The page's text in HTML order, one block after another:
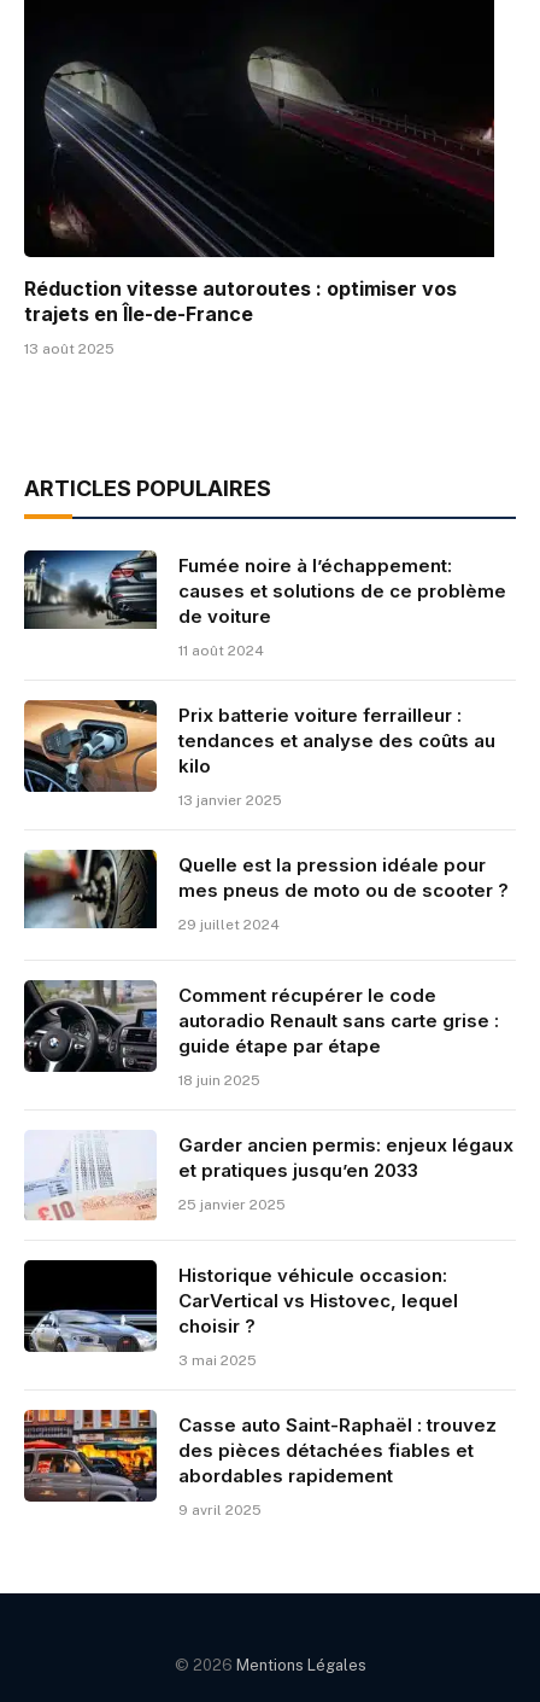
Réduction vitesse autoroutes : optimiser vos
trajets en Île-de-France
13 août 2025
ARTICLES POPULAIRES
Fumée noire à l’échappement:
causes et solutions de ce problème
de voiture
11 août 2024
Prix batterie voiture ferrailleur :
tendances et analyse des coûts au
kilo
13 janvier 2025
Quelle est la pression idéale pour
mes pneus de moto ou de scooter ?
29 juillet 2024
Comment récupérer le code
autoradio Renault sans carte grise :
guide étape par étape
18 juin 2025
Garder ancien permis: enjeux légaux
et pratiques jusqu’en 2033
25 janvier 2025
Historique véhicule occasion:
CarVertical vs Histovec, lequel
choisir ?
3 mai 2025
Casse auto Saint-Raphaël : trouvez
des pièces détachées fiables et
abordables rapidement
9 avril 2025
© 2026 Mentions Légales